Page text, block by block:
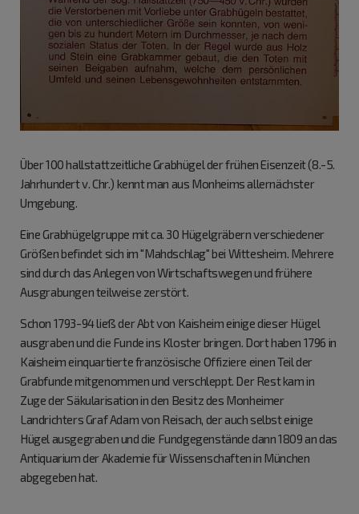
Über 100 hallstattzeitliche Grabhügel der frühen Eisenzeit (8.-5.
Jahrhundert v. Chr.) kennt man aus Monheims allernächster
Umgebung.
Eine Grabhügelgruppe mit ca. 30 Hügelgräbern verschiedener
Größen befindet sich im "Mahdschlag" bei Wittesheim. Mehrere
sind durch das Anlegen von Wirtschaftswegen und frühere
Ausgrabungen teilweise zerstört.
Schon 1793-94 ließ der Abt von Kaisheim einige dieser Hügel
ausgraben und die Funde ins Kloster bringen. Dort haben 1796 in
Kaisheim einquartierte französische Offiziere einen Teil der
Grabfunde mitgenommen und verschleppt. Der Rest kam in
Zuge der Säkularisation in den Besitz des Monheimer
Landrichters Graf Adam von Reisach, der auch selbst einige
Hügel ausgegraben und die Fundgegenstände dann 1809 an das
Antiquarium der Akademie für Wissenschaften in München
abgegeben hat.